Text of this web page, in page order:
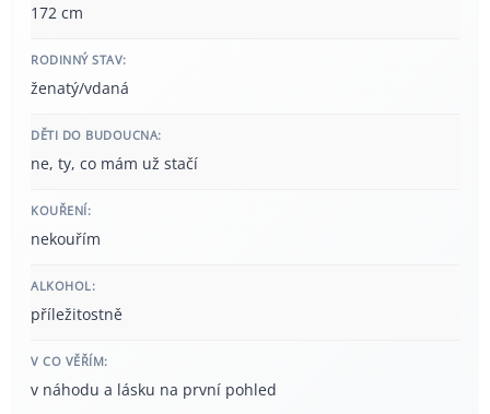
172 cm
RODINNÝ STAV:
ženatý/vdaná
DĚTI DO BUDOUCNA:
ne, ty, co mám už stačí
KOUŘENÍ:
nekouřím
ALKOHOL:
příležitostně
V CO VĚŘÍM:
v náhodu a lásku na první pohled